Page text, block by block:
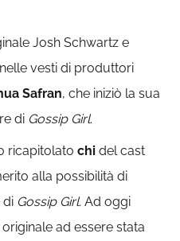
Josh Schwartz e
vesti di produttori
Safran, che iniziò la sua
di Gossip Girl.
ricapitolatochi del cast
alla possibilità di
di Gossip Girl. Ad oggi
ad essere stata